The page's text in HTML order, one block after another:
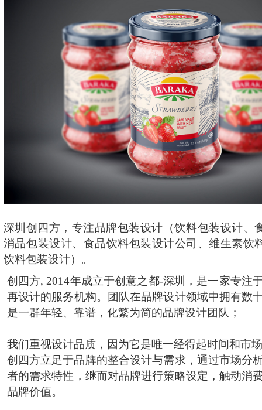
深圳创四方，专注品牌包装设计（饮料包装设计、
消品包装设计、食品饮料包装设计公司、维生素饮
饮料包装设计）。
创四方, 2014年成立于创意之都-深圳，是一家专注
再设计的服务机构。团队在品牌设计领域中拥有数
是一群年轻、靠谱，化繁为简的品牌设计团队；
我们重视设计品质，因为它是唯一经得起时间和市
创四方立足于品牌的整合设计与需求，通过市场分
者的需求特性，继而对品牌进行策略设定，触动消
品牌价值。